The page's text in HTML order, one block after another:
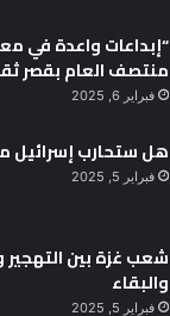
“إبداعات واعدة في
منتصف العام بقصر
فبراير 6, 2025
هل ستحارب إسرائيل
فبراير 5, 2025
شعب غزة بين التهجير
والبقاء
فبراير 5, 2025